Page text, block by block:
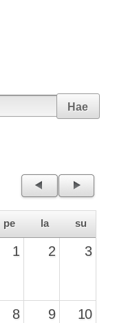
Hae
pe la su
1 2 3
8 9 10